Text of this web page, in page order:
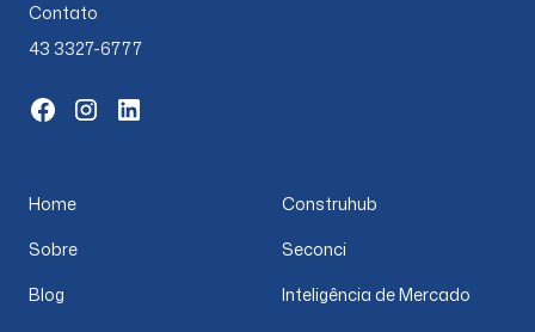
Contato
43 3327-6777
Home
Sobre
Blog
Construhub
Seconci
Inteligência de Mercado